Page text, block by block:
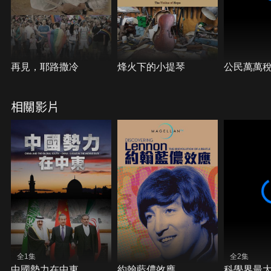
程中的波濤洶湧。
再見，耶路撒冷 烽火下的小提琴 公民萬萬
相關影片
全1集 全2集